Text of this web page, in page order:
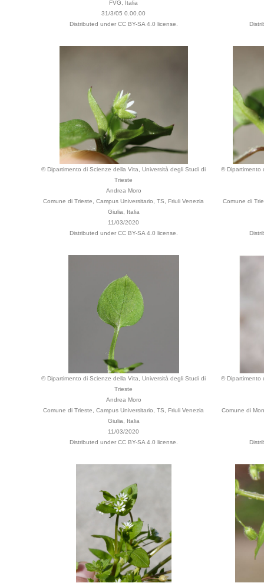
FVG, Italia
31/3/05 0.00.00
Distributed under CC BY-SA 4.0 license.
© Dipartimento di Scienze della Vita, Università degli Studi di
Trieste
Andrea Moro
Comune di Trieste, Campus Universitario, TS, Friuli Venezia
Giulia, Italia
11/03/2020
Distributed under CC BY-SA 4.0 license.
© Dipartimento
Comune di
© Dipartimento di Scienze della Vita, Università degli Studi di
Trieste
Andrea Moro
Comune di Trieste, Campus Universitario, TS, Friuli Venezia
Giulia, Italia
11/03/2020
Distributed under CC BY-SA 4.0 license.
© Dipartimento
Comune di